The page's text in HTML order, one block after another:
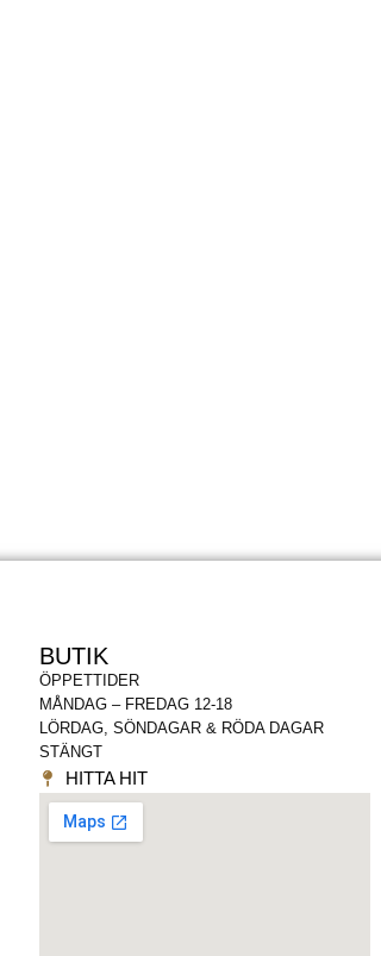
BUTIK
ÖPPETTIDER
MÅNDAG – FREDAG 12-18
LÖRDAG, SÖNDAGAR & RÖDA DAGAR
STÄNGT
HITTA HIT